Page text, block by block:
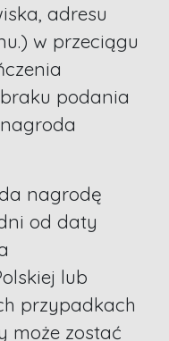
adresu
w przeciągu
podania
nagrodę
od daty
lub
przypadkach
może zostać